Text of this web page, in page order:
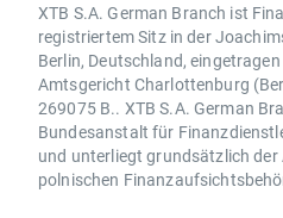
XTB S.A. German Branch ist
registriertem Sitz in der
Berlin, Deutschland,
Amtsgericht Charlottenburg
269075 B.. XTB S.A. German
Bundesanstalt für
und unterliegt grundsätzlich
polnischen